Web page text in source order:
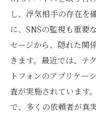
し、浮気相手の存在を
に、SNSの監視も重要
セージから、隠れた関
きます。最近では、テ
トフォンのアプリケー
査が実施されています
で、多くの依頼者が真